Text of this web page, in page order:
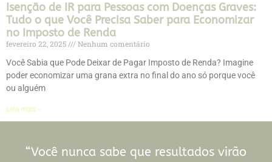
Isenção de IR para Pessoas com Doenças Graves:
Tudo o que Você Precisa Saber para Economizar
no Imposto de Renda
fevereiro 22, 2025
Nenhum comentário
Você Sabia que Pode Deixar de Pagar Imposto de Renda? Imagine
poder economizar uma grana extra no final do ano só porque você
ou alguém
Leia mais »
“Você nunca sabe que resultados virão